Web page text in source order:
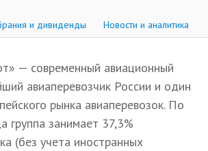
и дивиденды Новости и аналитика
— современный авиационный
авиаперевозчик России и один
рынка авиаперевозок. По
группа занимает 37,3%
(без учета иностранных